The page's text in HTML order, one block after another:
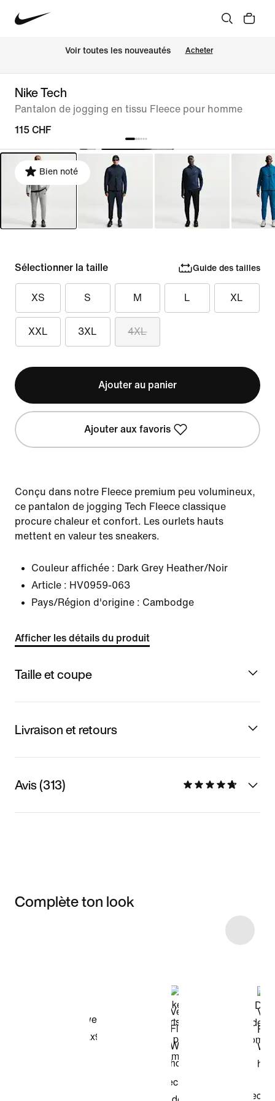
Voir toutes les nouveautés Acheter
Nike Tech
Pantalon de jogging en tissu Fleece pour homme
115 CHF
Bien noté
Sélectionner la taille Guide des tailles
XS S M L XL
XXL 3XL 4XL
Ajouter au panier
Ajouter aux favoris
Conçu dans notre Fleece premium peu volumineux,
ce pantalon de jogging Tech Fleece classique
procure chaleur et confort. Les ourlets hauts
mettent en valeur tes sneakers.
Couleur affichée : Dark Grey Heather/Noir
Article : HV0959-063
Pays/Région d'origine : Cambodge
Afficher les détails du produit
Taille et coupe
Livraison et retours
Avis (313)
Complète ton look